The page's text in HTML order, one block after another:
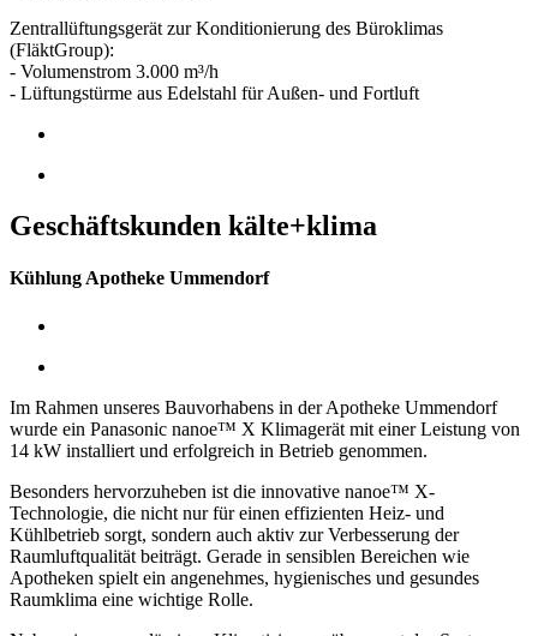
Zentrallüftungsgerät zur Konditionierung des Büroklimas
(FläktGroup):
- Volumenstrom 3.000 m³/h
- Lüftungstürme aus Edelstahl für Außen- und Fortluft
Geschäftskunden kälte+klima
Kühlung Apotheke Ummendorf
Im Rahmen unseres Bauvorhabens in der Apotheke Ummendorf
wurde ein Panasonic nanoe™ X Klimagerät mit einer Leistung von
14 kW installiert und erfolgreich in Betrieb genommen.
Besonders hervorzuheben ist die innovative nanoe™ X-
Technologie, die nicht nur für einen effizienten Heiz- und
Kühlbetrieb sorgt, sondern auch aktiv zur Verbesserung der
Raumluftqualität beiträgt. Gerade in sensiblen Bereichen wie
Apotheken spielt ein angenehmes, hygienisches und gesundes
Raumklima eine wichtige Rolle.